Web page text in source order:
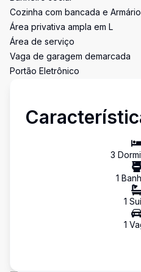
Cozinha com bancada e
Área privativa ampla em L
Área de serviço
Vaga de garagem demarcada
Portão Eletrônico
3
1
1
1